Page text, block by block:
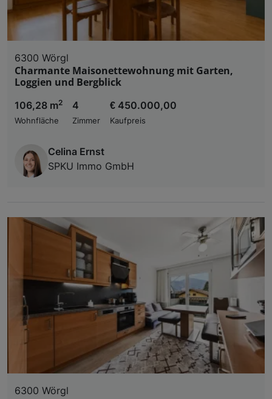
6300 Wörgl
Charmante Maisonettewohnung mit Garten,
Loggien und Bergblick
106,28 m2
Wohnfläche
4
Zimmer
€ 450.000,00
Kaufpreis
Celina Ernst
SPKU Immo GmbH
6300 Wörgl